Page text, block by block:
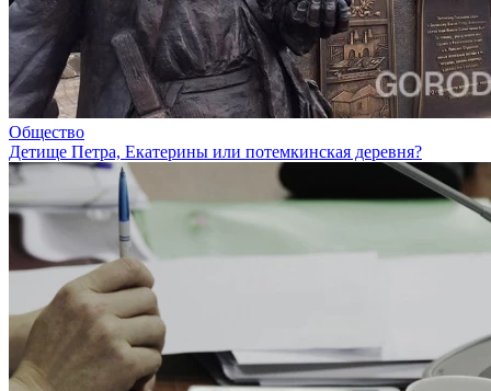
Общество
Детище Петра, Екатерины или потемкинская деревня?